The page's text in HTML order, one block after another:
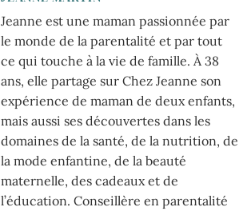
Jeanne est une maman passionnée par
le monde de la parentalité et par tout
ce qui touche à la vie de famille. À 38
ans, elle partage sur Chez Jeanne son
expérience de maman de deux enfants,
mais aussi ses découvertes dans les
domaines de la santé, de la nutrition, de
la mode enfantine, de la beauté
maternelle, des cadeaux et de
l’éducation. Conseillère en parentalité